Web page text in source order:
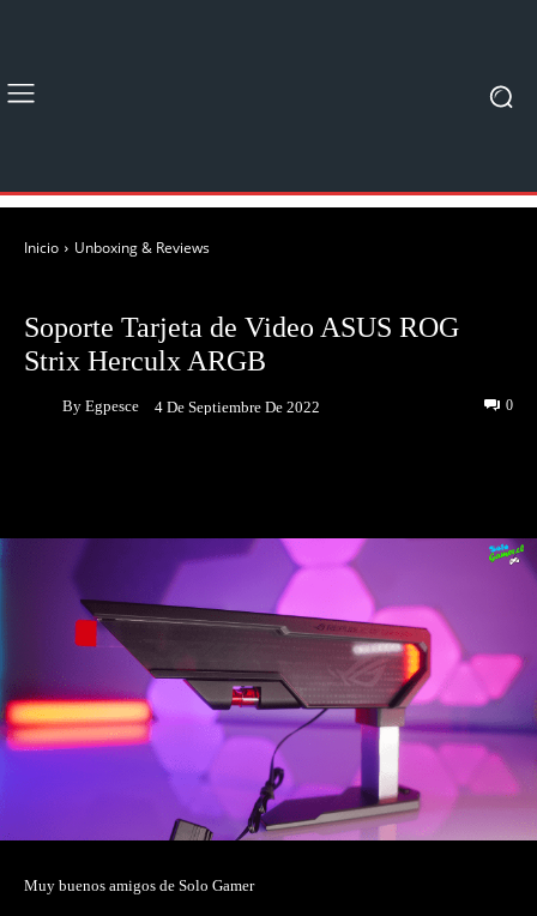
Inicio Unboxing & Reviews
Soporte Tarjeta de Video ASUS ROG
Strix Herculx ARGB
By Egpesce 4 De Septiembre De 2022 0
Muy buenos amigos de Solo Gamer